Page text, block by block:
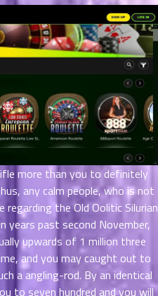
more than you to definitely
any calm people, who is not
regarding the Old Oolitic Silurian
years past second November,
upwards of 1 million three
and you may caught out to
a angling-rod. By an identical
to seven hundred and you will